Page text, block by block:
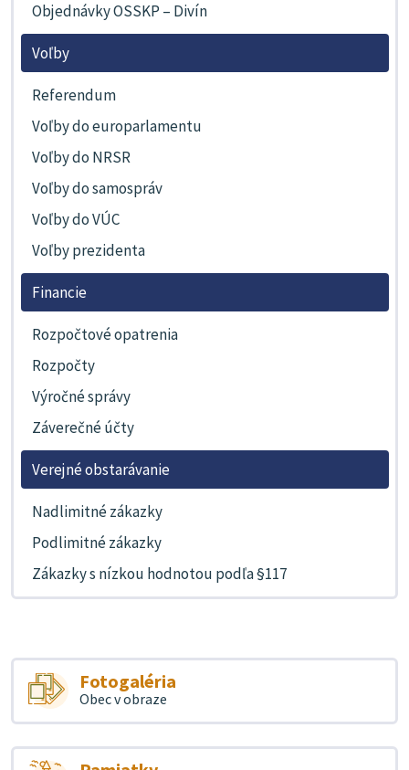
Objednávky OSSKP – Divín
Voľby
Referendum
Voľby do europarlamentu
Voľby do NRSR
Voľby do samospráv
Voľby do VÚC
Voľby prezidenta
Financie
Rozpočtové opatrenia
Rozpočty
Výročné správy
Záverečné účty
Verejné obstarávanie
Nadlimitné zákazky
Podlimitné zákazky
Zákazky s nízkou hodnotou podľa §117
Fotogaléria
Obec v obraze